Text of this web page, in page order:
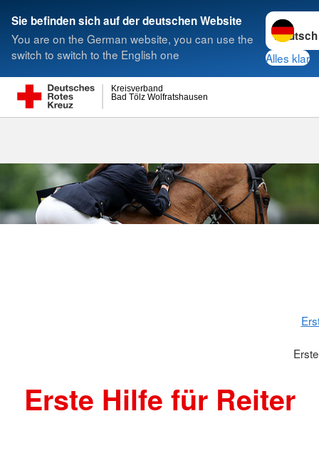
Sie befinden sich auf der deutschen Website
You are on the German website, you can use the
switch to switch to the English one
Sprache
Alles klar
Bad Tölz Wolfratshausen
Kreisverband
Suche
Erste Hilfe für Reiter